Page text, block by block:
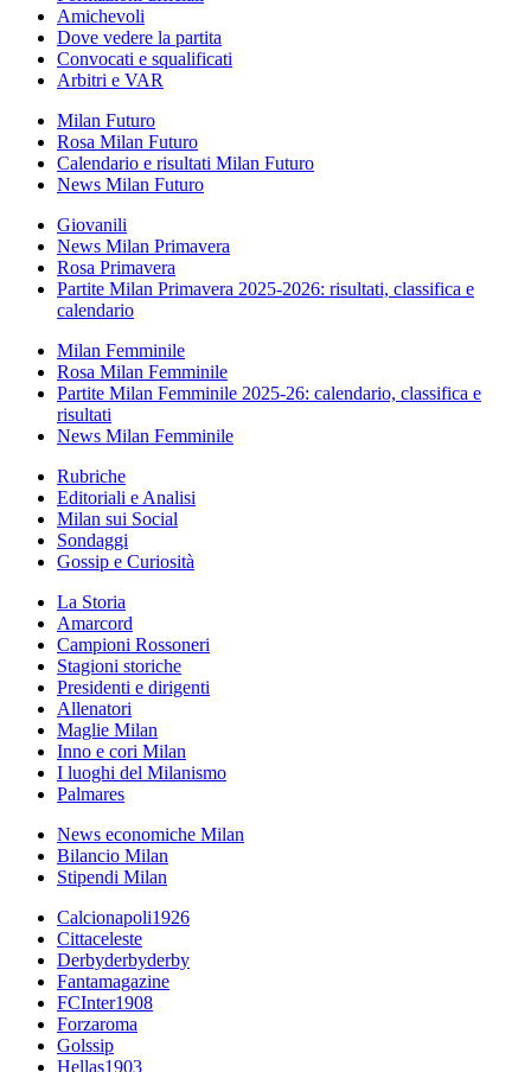
Amichevoli
Dove vedere la partita
Convocati e squalificati
Arbitri e VAR
Milan Futuro
Rosa Milan Futuro
Calendario e risultati Milan Futuro
News Milan Futuro
Giovanili
News Milan Primavera
Rosa Primavera
Partite Milan Primavera 2025-2026: risultati, classifica e
calendario
Milan Femminile
Rosa Milan Femminile
Partite Milan Femminile 2025-26: calendario, classifica e
risultati
News Milan Femminile
Rubriche
Editoriali e Analisi
Milan sui Social
Sondaggi
Gossip e Curiosità
La Storia
Amarcord
Campioni Rossoneri
Stagioni storiche
Presidenti e dirigenti
Allenatori
Maglie Milan
Inno e cori Milan
I luoghi del Milanismo
Palmares
News economiche Milan
Bilancio Milan
Stipendi Milan
Calcionapoli1926
Cittaceleste
Derbyderbyderby
Fantamagazine
FCInter1908
Forzaroma
Golssip
Hellas1903